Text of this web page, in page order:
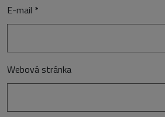
E-mail *
Webová stránka